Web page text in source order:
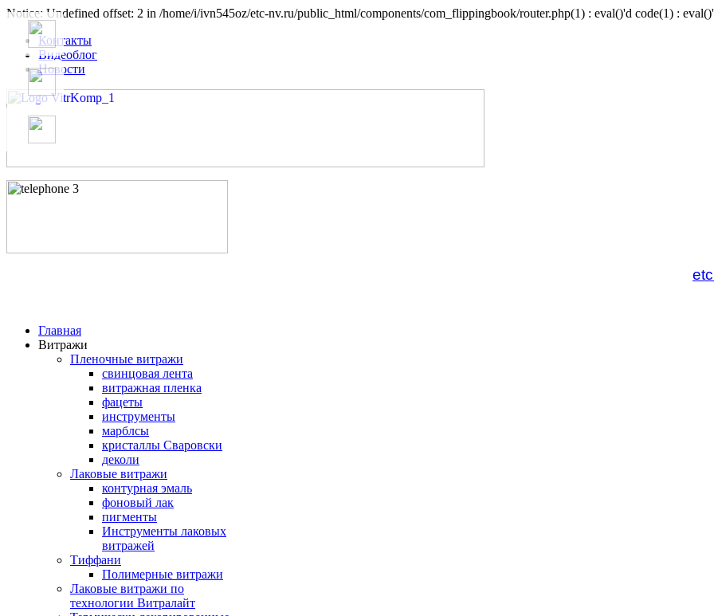
Notice: Undefined offset: 2 in /home/i/ivn545oz/etc-nv.ru/public_html/components/com_flippingbook/router.php(1) : eval()'d code(1) :
Контакты
Видеоблог
Новости
Главная
Витражи
Пленочные витражи
свинцовая лента
витражная пленка
фацеты
инструменты
марблсы
кристаллы Сваровски
деколи
Лаковые витражи
контурная эмаль
фоновый лак
пигменты
Инструменты лаковых
витражей
Тиффани
Полимерные витражи
Лаковые витражи по
технологии Витралайт